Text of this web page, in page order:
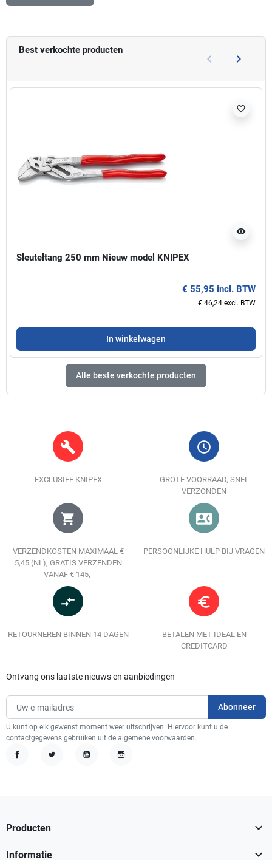
Best verkochte producten
Vorige
keyboard_arrow_left keyboard_arrow_right
visibility
favorite_border
Sleuteltang 250 mm Nieuw model KNIPEX
€ 55,95 incl. BTW
€ 46,24 excl. BTW
In winkelwagen
Alle beste verkochte producten
build
EXCLUSIEF KNIPEX
query_builder
GROTE VOORRAAD, SNEL
VERZONDEN
shopping_cart
VERZENDKOSTEN MAXIMAAL €
5,45 (NL), GRATIS VERZENDEN
VANAF € 145,-
contact_phone
PERSOONLIJKE HULP BIJ VRAGEN
compare_arrows
RETOURNEREN BINNEN 14 DAGEN
euro_symbol
BETALEN MET IDEAL EN
CREDITCARD
Ontvang ons laatste nieuws en aanbiedingen
U kunt op elk gewenst moment weer uitschrijven. Hiervoor kunt u de
contactgegevens gebruiken uit de algemene voorwaarden.
Producten 
Informatie 